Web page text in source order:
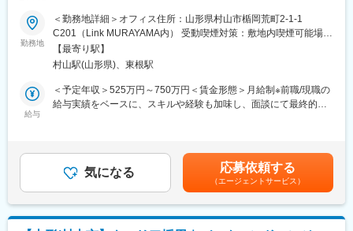
■配属先情報：
6名（20代～30代）で構成されています。
■働き方／福利厚生：
ふるさと納税の特性上、11月～1月が繁忙期で残業が増え、休日
出勤を要請する場合もございます。現在、残業の削減に向け、業
◇充実した福利厚生
服装・髪色自由、書籍購入リクエスト、1時間単位での有給休暇取
得が可能です。
進事業などの事業を展開する同社にて、フロントエンドエンジニ
アを募集します！
■募集の背景
弊社では、データが人の行動を喚起する世界を作るべく、現在デ
ータビジュアライズを基軸としたR＆DセンターやSaaS事業の立
ち上げを目指しています。
■企業HP
https://localbright.co.jp/
ホームページに同社の社員紹介ページを設置しています！
◯現在取り組んでいるプロジェクト
勤務地
＜勤務地詳細＞オフィス住所：山形県村山市楯岡荒町2-1-1
C201（Link MURAYAMA内） 受動喫煙対策：敷地内喫煙可能場所
あり変更の範囲：無
【最寄り駅】
村山駅(山形県)、東根駅
給与
＜予定年収＞525万円～750万円＜賃金形態＞月給制※前職/現職の
給与実績をベースに、スキルや経験も加味し、面談にて最終的な
します。■賞与：あり■昇給：あり賃金はあくまでも目安の金額で
あり、選考を通じて上下する可能性があります。月給(月額)は固定
手当を含めた表記です。
気になる 応募依頼する
（エージェントサービス）